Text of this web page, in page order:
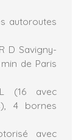
autoroutes
D Savigny-
de Paris
(16 avec
4 bornes
avec